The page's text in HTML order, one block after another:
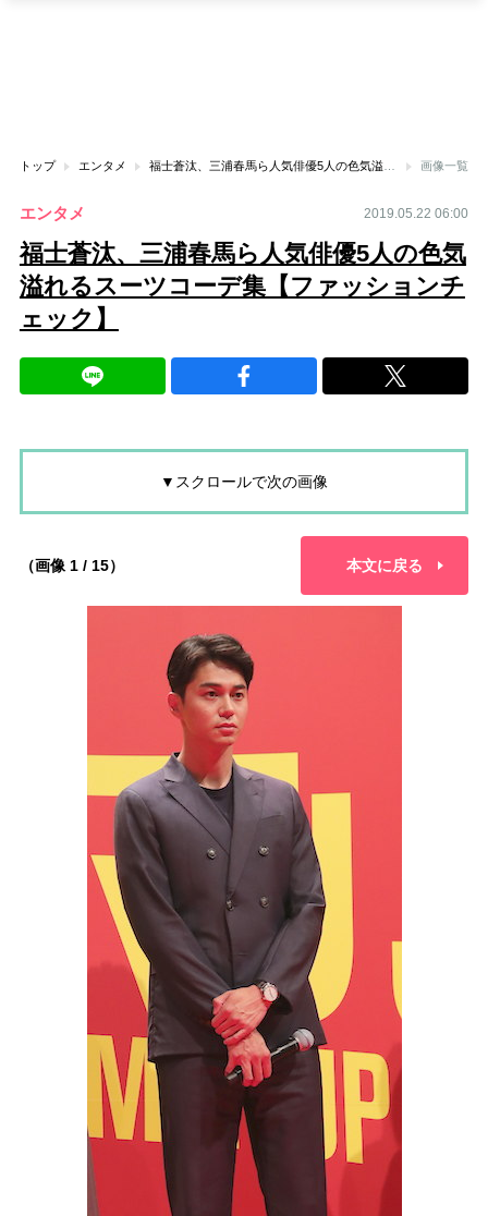
トップ エンタメ 福士蒼汰、三浦春馬ら人気俳優5人の色気溢れるスーツコーデ集【ファッションチェック】 画像一覧
エンタメ 2019.05.22 06:00
福士蒼汰、三浦春馬ら人気俳優5人の色気
溢れるスーツコーデ集【ファッションチ
ェック】
▼スクロールで次の画像
（画像 1 / 15） 本文に戻る